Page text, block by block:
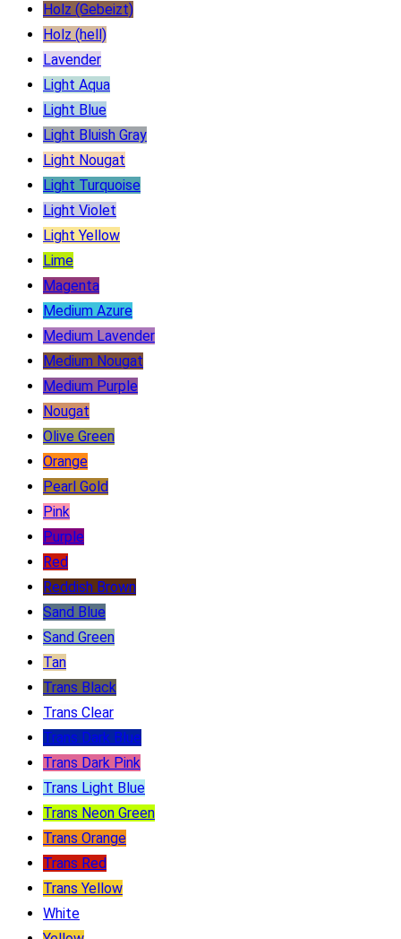
Holz (Gebeizt)
Holz (hell)
Lavender
Light Aqua
Light Blue
Light Bluish Gray
Light Nougat
Light Turquoise
Light Violet
Light Yellow
Lime
Magenta
Medium Azure
Medium Lavender
Medium Nougat
Medium Purple
Nougat
Olive Green
Orange
Pearl Gold
Pink
Purple
Red
Reddish Brown
Sand Blue
Sand Green
Tan
Trans Black
Trans Clear
Trans Dark Blue
Trans Dark Pink
Trans Light Blue
Trans Neon Green
Trans Orange
Trans Red
Trans Yellow
White